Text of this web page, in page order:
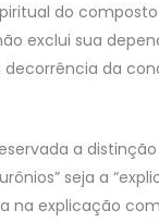
do
exclui sua
da
a
seja a
na explicação